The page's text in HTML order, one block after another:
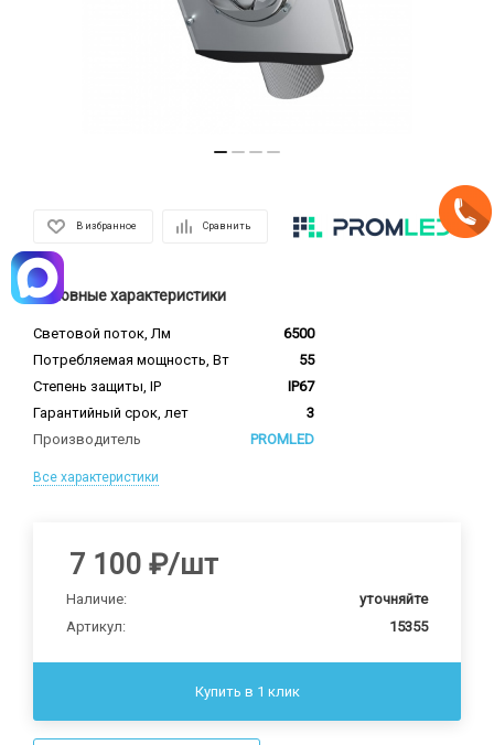
В избранное Сравнить
Основные характеристики
Световой поток, Лм
6500
Потребляемая мощность, Вт
55
Степень защиты, IP
IP67
Гарантийный срок, лет
3
Производитель
PROMLED
Все характеристики
7 100 ₽/шт
Наличие:
уточняйте
Артикул:
15355
Купить в 1 клик